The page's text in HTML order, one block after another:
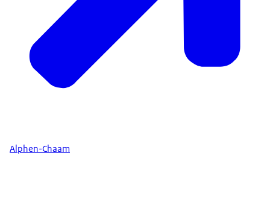
Alphen-Chaam